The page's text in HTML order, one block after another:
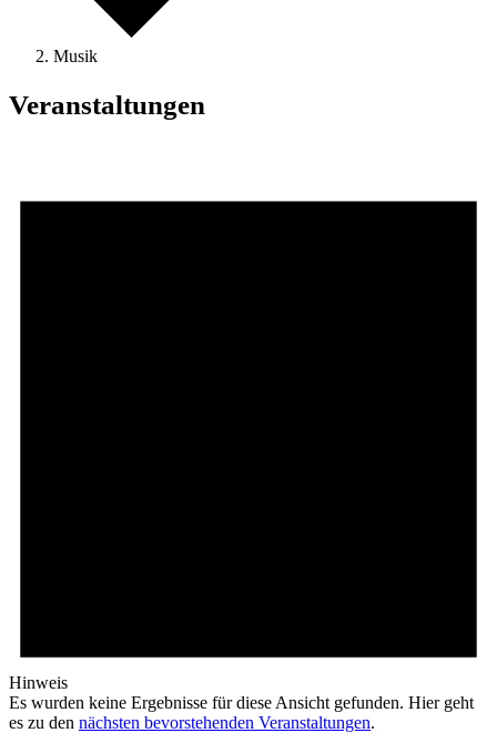
Musik
Veranstaltungen
Hinweis
Es wurden keine Ergebnisse für diese Ansicht gefunden. Hier geht
es zu den nächsten bevorstehenden Veranstaltungen.